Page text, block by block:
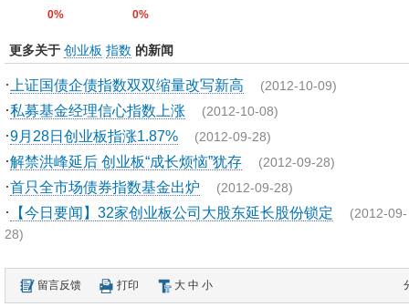
0% 0%
更多关于 创业板 指数 的新闻
· 上证国债企债指数双双缩量改写新高 (2012-10-09)
·私募基金经理信心指数上涨 (2012-10-08)
·9月28日创业板指涨1.87% (2012-09-28)
·解禁洪峰延后 创业板“成长烦恼”犹存 (2012-09-28)
·首只全市场债券指数基金出炉 (2012-09-28)
· 【今日要闻】32家创业板公司大股东延长股份锁定 (2012-09-
28)
留言反馈 打印 大 中 小